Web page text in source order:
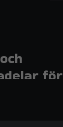
med do88:s